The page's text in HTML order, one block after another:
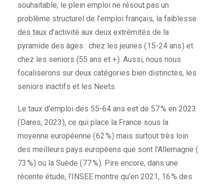
souhaitable, le plein emploi ne résout pas un
problème structurel de l’emploi français, la faiblesse
des taux d’activité aux deux extrémités de la
pyramide des âges : chez les jeunes ( 15-24 ans ) et
chez les seniors (55 ans et + ). Aussi, nous nous
focaliserons sur deux catégories bien distinctes, les
seniors inactifs et les Neets.
Le taux d’emploi des 55-64 ans est de 57 % en 2023
( Dares, 2023 ), ce qui place la France sous la
moyenne européenne ( 62 % ) mais surtout très loin
des meilleurs pays européens que sont l’Allemagne (
73 % ) ou la Suède ( 77 % ). Pire encore, dans une
récente étude, l’INSEE montre qu’en 2021, 16 % des